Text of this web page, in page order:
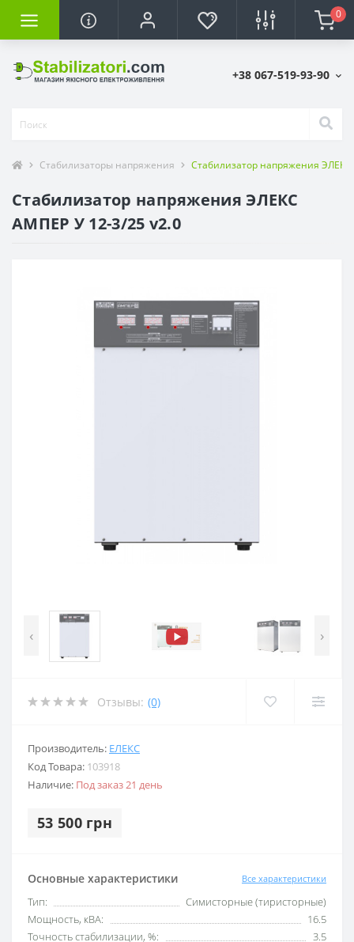
0
+38 067-519-93-90
Стабилизаторы напряжения Стабилизатор напряжения
Стабилизатор напряжения ЭЛЕКС
АМПЕР У 12-3/25 v2.0
‹ ›
Отзывы: (0)
Производитель: ЕЛЕКС
Код Товара: 103918
Наличие: Под заказ 21 день
53 500 грн
Основные характеристики Все характеристики
Тип:
Симисторные (тиристорные)
Мощность, кВА:
16.5
Точность стабилизации, %:
3.5